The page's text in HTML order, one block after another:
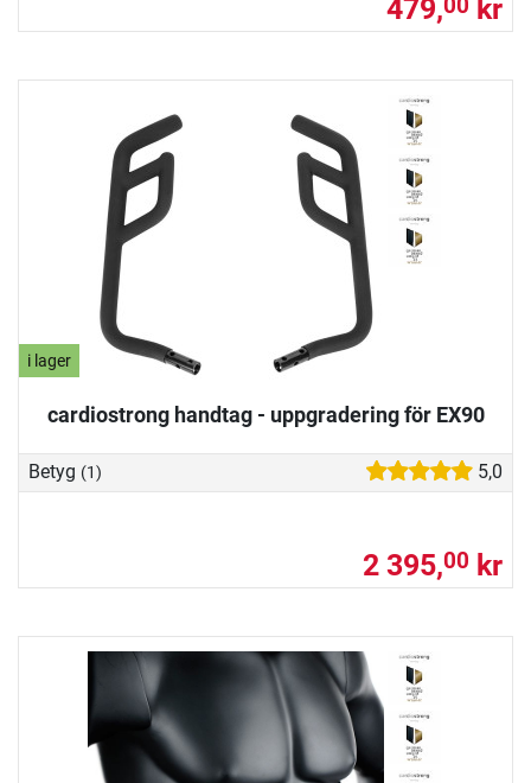
479,00 kr
i lager
cardiostrong handtag - uppgradering för EX90
Betyg (1) 5,0
2 395,00 kr